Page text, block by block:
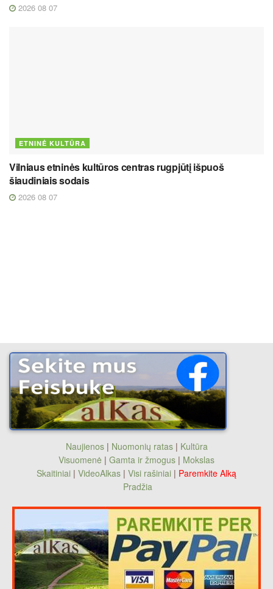
2026 08 07
ETNINĖ KULTŪRA
Vilniaus etninės kultūros centras rugpjūtį išpuoš
šiaudiniais sodais
2026 08 07
Naujienos| Nuomonių ratas| Kultūra
Visuomenė | Gamta ir žmogus | Mokslas
Skaitiniai | VideoAlkas | Visi rašiniai | Paremkite Alką
Pradžia